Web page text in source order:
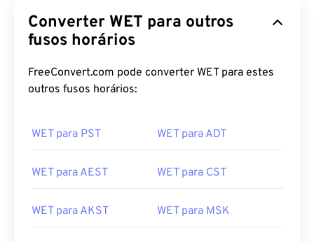
Converter WET para outros
fusos horários
FreeConvert.com pode converter WET para estes
outros fusos horários:
WET para PST WET para ADT
WET para AEST WET para CST
WET para AKST WET para MSK